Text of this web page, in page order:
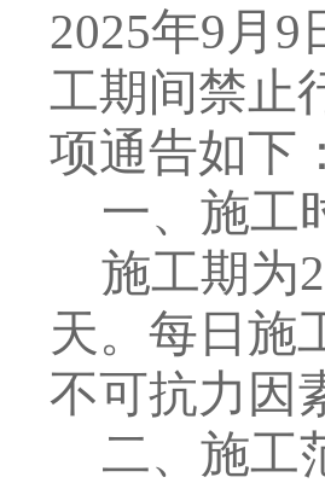
2025年9 月 9
工期间禁止
项通告如下：
一、施工
施工期为
天。每日施
不可抗力因
二、施工